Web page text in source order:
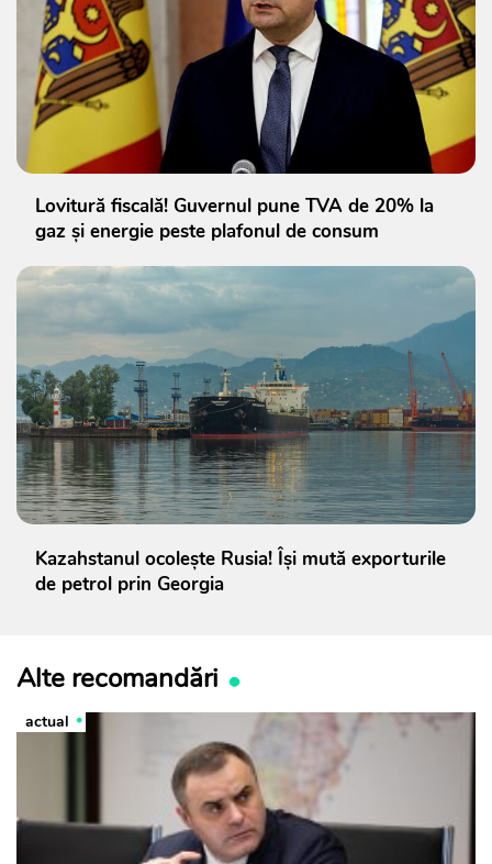
Lovitură fiscală! Guvernul pune TVA de 20% la
gaz și energie peste plafonul de consum
Kazahstanul ocolește Rusia! Își mută exporturile
de petrol prin Georgia
Alte recomandări
actual